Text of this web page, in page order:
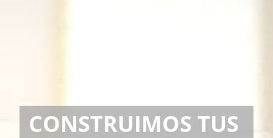
CONSTRUIMOS TUS